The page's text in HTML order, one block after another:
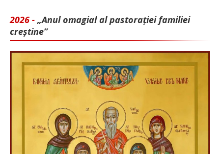
2026 - „Anul omagial al pastorației familiei
creștine”